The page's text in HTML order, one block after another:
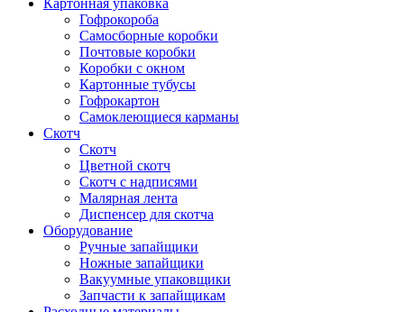
Гофрокороба
Самосборные коробки
Почтовые коробки
Коробки с окном
Картонные тубусы
Гофрокартон
Самоклеющиеся карманы
Скотч
Скотч
Цветной скотч
Скотч с надписями
Малярная лента
Диспенсер для скотча
Оборудование
Ручные запайщики
Ножные запайщики
Вакуумные упаковщики
Запчасти к запайщикам